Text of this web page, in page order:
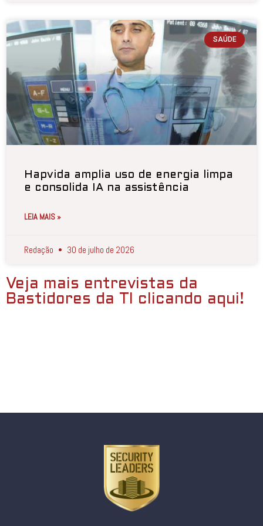
SAÚDE
Hapvida amplia uso de energia limpa
e consolida IA na assistência
LEIA MAIS »
Redação 30 de julho de 2026
Veja mais entrevistas da
Bastidores da TI clicando aqui!